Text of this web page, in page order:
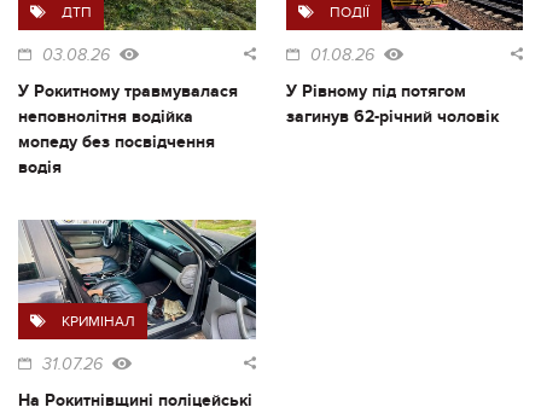
ДТП
03.08.26
У Рокитному травмувалася
неповнолітня водійка
мопеду без посвідчення
водія
ПОДІЇ
01.08.26
У Рівному під потягом
загинув 62-річний чоловік
КРИМІНАЛ
31.07.26
На Рокитнівщині поліцейські